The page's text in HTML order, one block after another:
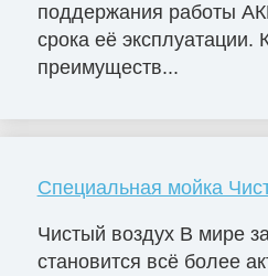
поддержания работы
срока её эксплуатации.
преимуществ...
Специальная мойка
Чистый воздух В мире
становится всё более